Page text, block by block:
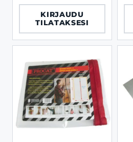
KIRJAUDU
TILATAKSESI